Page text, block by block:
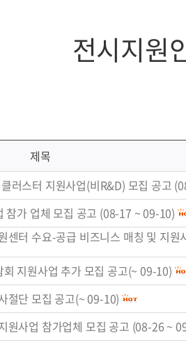
전시지원
제목
러스터 지원사업(비R&D) 모집 공고
참가 업체 모집 공고 (08-17 ~ 09-10)
센터 수요-공급 비즈니스 매칭 및 지
지원사업 추가 모집 공고(~ 09-10)
절단 모집 공고(~ 09-10)
원사업 참가업체 모집 공고 (08-26 ~